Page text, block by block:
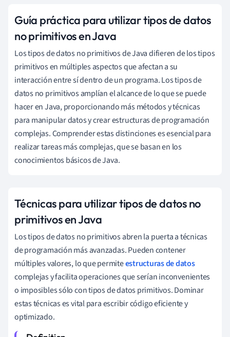
Guía práctica para utilizar tipos de datos
no primitivos en Java
Los tipos de datos no primitivos de Java difieren de los tipos
primitivos en múltiples aspectos que afectan a su
interacción entre sí dentro de un programa. Los tipos de
datos no primitivos amplían el alcance de lo que se puede
hacer en Java, proporcionando más métodos y técnicas
para manipular datos y crear estructuras de programación
complejas. Comprender estas distinciones es esencial para
realizar tareas más complejas, que se basan en los
conocimientos básicos de Java.
Técnicas para utilizar tipos de datos no
primitivos en Java
Los tipos de datos no primitivos abren la puerta a técnicas
de programación más avanzadas. Pueden contener
múltiples valores, lo que permiteestructuras de datos
complejas y facilita operaciones que serían inconvenientes
o imposibles sólo con tipos de datos primitivos. Dominar
estas técnicas es vital para escribir código eficiente y
optimizado.